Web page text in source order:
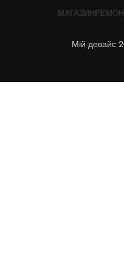
МАГАЗИН
Мій девайс